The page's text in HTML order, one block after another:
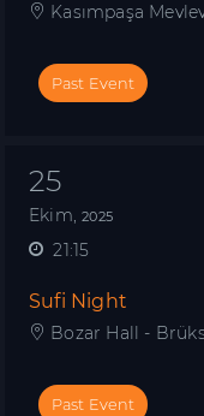
Kasımpaşa
Past Event
25
Ekim,2025
21:15
Sufi Night
Bozar Hall -
Past Event